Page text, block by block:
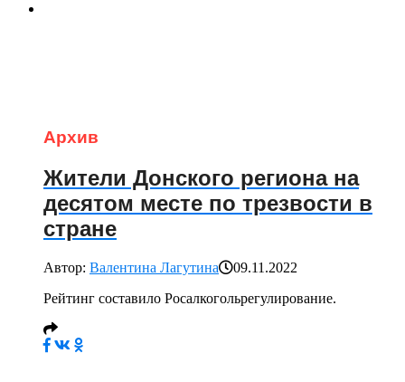
Архив
Жители Донского региона на
десятом месте по трезвости в
стране
Автор: Валентина Лагутина
09.11.2022
Рейтинг составило Росалкогольрегулирование.